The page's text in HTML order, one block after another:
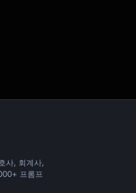
사, 회계사,
프롬프